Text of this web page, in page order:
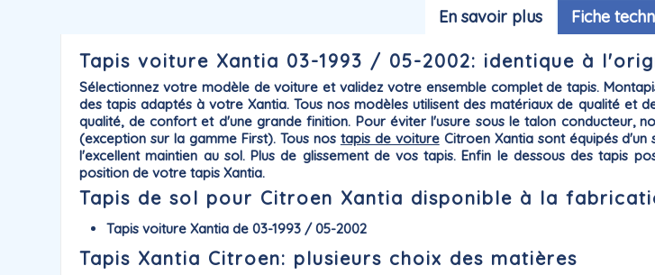
En savoir plus Fiche
Tapis voiture Xantia 03-1993 / 05-2002: identique à
Sélectionnez votre modèle de voiture et validez votre ensemble complet de tapis.
des tapis adaptés à votreXantia. Tous nos modèles utilisent des matériaux de qualité et
qualité, de confort et d'une grande finition. Pour éviter l'usure sous le talon conducteur,
(exception sur la gamme First). Tous nos tapis de voitureCitroen Xantia sont équipés
l'excellent maintien au sol. Plus de glissement de vos tapis. Enfin le dessous des tapis
position de votre tapis Xantia.
Tapis de sol pour Citroen Xantia disponible à la
Tapis voiture Xantia de 03-1993 / 05-2002
Tapis Xantia Citroen: plusieurs choix des matières